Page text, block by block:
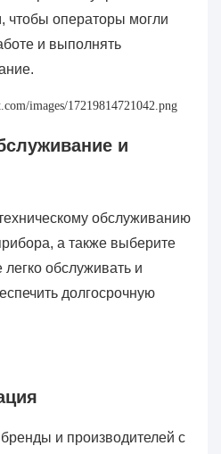
операторы могли
и выполнять
и
обслуживанию
а также выберите
обслуживать и
долгосрочную
и производителей с